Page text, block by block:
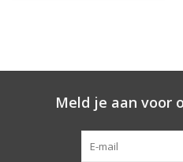
Meld je aan voor